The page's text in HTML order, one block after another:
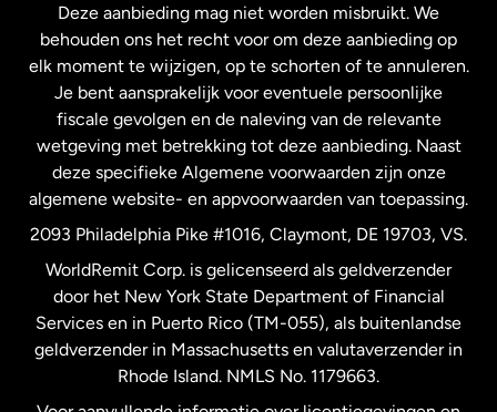
Nieuw-Zeeland
Spanje
Verenigd Koninkrijk
Verenigde Staten English
Verenigde Staten Español
Zweden
Deze aanbieding mag niet worden misbruikt. We
behouden ons het recht voor om deze aanbieding op
elk moment te wijzigen, op te schorten of te annuleren.
Je bent aansprakelijk voor eventuele persoonlijke
fiscale gevolgen en de naleving van de relevante
wetgeving met betrekking tot deze aanbieding. Naast
deze specifieke Algemene voorwaarden zijn onze
algemene website- en appvoorwaarden van toepassing.
2093 Philadelphia Pike #1016, Claymont, DE 19703, VS.
WorldRemit Corp. is gelicenseerd als geldverzender
door het New York State Department of Financial
Services en in Puerto Rico (TM-055), als buitenlandse
geldverzender in Massachusetts en valutaverzender in
Rhode Island. NMLS No. 1179663.